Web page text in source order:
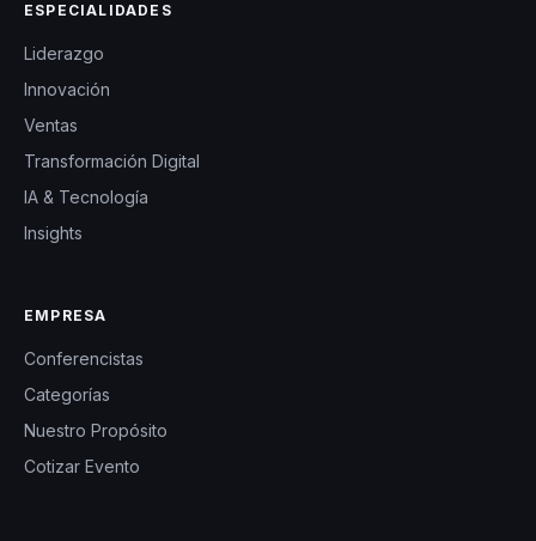
ESPECIALIDADES
Liderazgo
Innovación
Ventas
Transformación Digital
IA & Tecnología
Insights
EMPRESA
Conferencistas
Categorías
Nuestro Propósito
Cotizar Evento